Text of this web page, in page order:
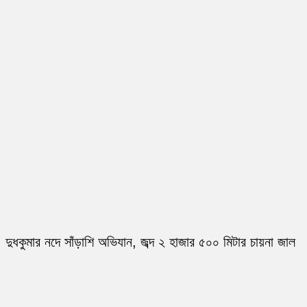
দুধকুমার নদে সাঁড়াশি অভিযান, জব্দ ২ হাজার ৫০০ মিটার চায়না জাল